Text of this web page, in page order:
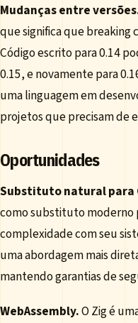
Mudanças entre
que significa que breaking
Código escrito para 0.14
0.15, e novamente para
uma linguagem em
projetos que precisam de
Oportunidades
Substituto natural para
como substituto moderno
complexidade com seu
uma abordagem mais
mantendo garantias de
WebAssembly.O Zig é